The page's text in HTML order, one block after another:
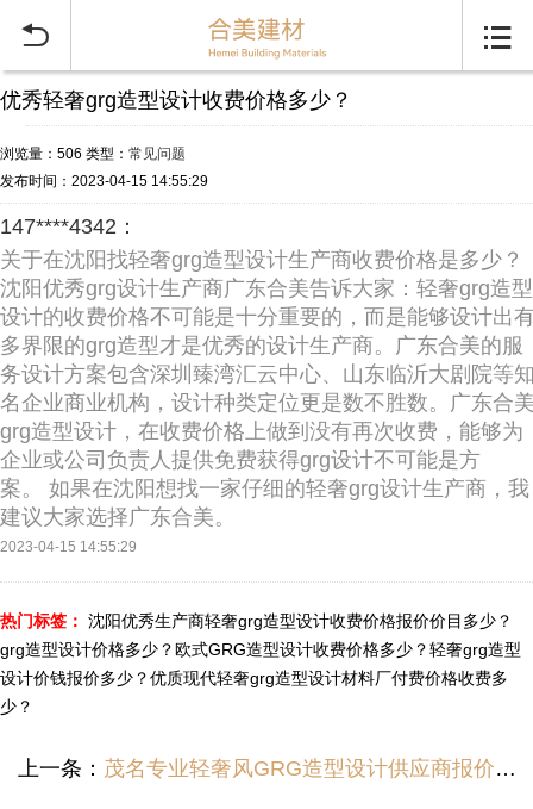
 
优秀轻奢grg造型设计收费价格多少？
浏览量：506 类型： 常见问题
发布时间：2023-04-15 14:55:29
147****4342：
关于在沈阳找轻奢grg造型设计生产商收费价格是多少？
沈阳优秀grg设计生产商广东合美告诉大家：轻奢grg造型
设计的收费价格不可能是十分重要的，而是能够设计出
多界限的grg造型才是优秀的设计生产商。广东合美的服
务设计方案包含深圳臻湾汇云中心、山东临沂大剧院等
名企业商业机构，设计种类定位更是数不胜数。广东合
grg造型设计，在收费价格上做到没有再次收费，能够为
企业或公司负责人提供免费获得grg设计不可能是方
案。 如果在沈阳想找一家仔细的轻奢grg设计生产商，我
建议大家选择广东合美。
2023-04-15 14:55:29
热门标签： 沈阳优秀生产商轻奢grg造型设计收费价格报价价目多少？
grg造型设计价格多少？欧式GRG造型设计收费价格多少？轻奢grg造型
设计价钱报价多少？优质现代轻奢grg造型设计材料厂付费价格收费多
少？
上一条： 茂名专业轻奢风GRG造型设计供应商报价付费价钱多少？